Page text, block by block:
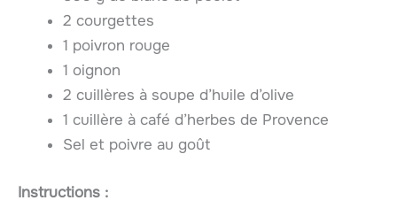
2 courgettes
1 poivron rouge
1 oignon
2 cuillères à soupe d’huile d’olive
1 cuillère à café d’herbes de Provence
Sel et poivre au goût
Instructions :